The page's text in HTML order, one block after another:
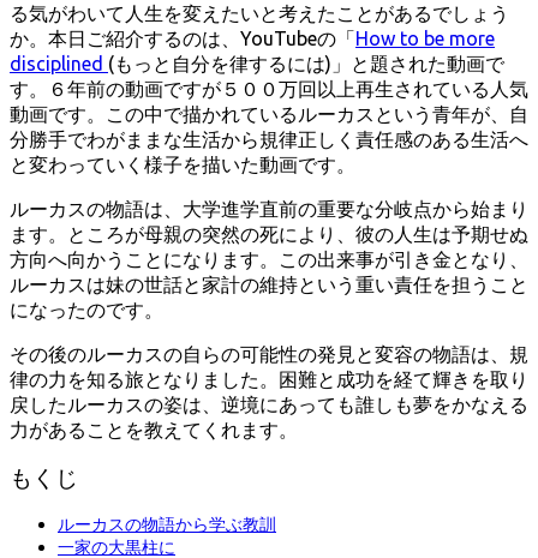
る気がわいて人生を変えたいと考えたことがあるでしょう
か。本日ご紹介するのは、YouTubeの「How to be more
disciplined (もっと自分を律するには)」と題された動画で
す。６年前の動画ですが５００万回以上再生されている人気
動画です。この中で描かれているルーカスという青年が、自
分勝手でわがままな生活から規律正しく責任感のある生活へ
と変わっていく様子を描いた動画です。
ルーカスの物語は、大学進学直前の重要な分岐点から始まり
ます。ところが母親の突然の死により、彼の人生は予期せぬ
方向へ向かうことになります。この出来事が引き金となり、
ルーカスは妹の世話と家計の維持という重い責任を担うこと
になったのです。
その後のルーカスの自らの可能性の発見と変容の物語は、規
律の力を知る旅となりました。困難と成功を経て輝きを取り
戻したルーカスの姿は、逆境にあっても誰しも夢をかなえる
力があることを教えてくれます。
もくじ
ルーカスの物語から学ぶ教訓
一家の大黒柱に